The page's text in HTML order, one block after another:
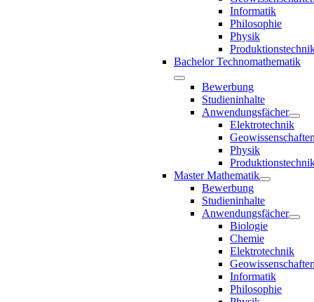
Informatik
Philosophie
Physik
Bachelor Technomathematik
Bewerbung
Studieninhalte
Anwendungsfächer
Elektrotechnik
Physik
Master Mathematik
Bewerbung
Studieninhalte
Anwendungsfächer
Biologie
Chemie
Elektrotechnik
Informatik
Philosophie